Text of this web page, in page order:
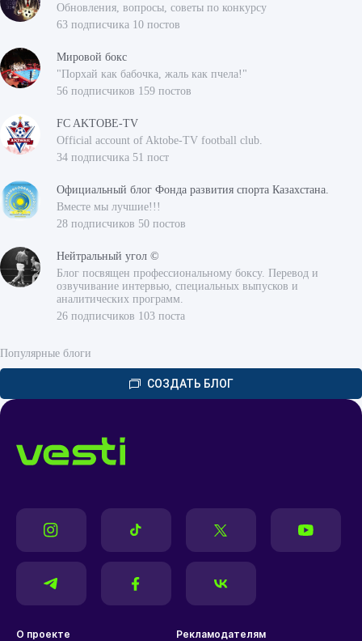
Обновления, вопросы, советы по конкурсу
63 подписчика 10 постов
Мировой бокс
"Порхай как бабочка, жаль как пчела!"
56 подписчиков 159 постов
FC AKTOBE-TV
Official account of Aktobe-TV football club.
34 подписчика 51 пост
Официальный блог Фонда развития спорта Казахстана.
Вместе мы лучшие!!!
28 подписчиков 50 постов
Нейтральный угол ©
Блог посвящен профессиональному боксу. Перевод и
озвучивание интервью, специальных выпусков и
аналитических программ.
26 подписчиков 103 поста
Популярные блоги
СОЗДАТЬ БЛОГ
О проекте Рекламодателям